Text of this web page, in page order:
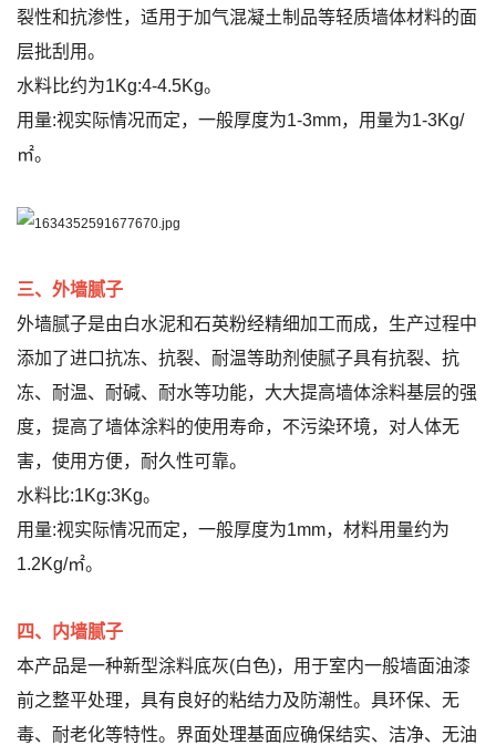
裂性和抗渗性，适用于加气混凝土制品等轻质墙体材料的面
层批刮用。
水料比约为1Kg:4-4.5Kg。
用量:视实际情况而定，一般厚度为1-3mm，用量为1-3Kg/
㎡。
三、外墙腻子
外墙腻子是由白水泥和石英粉经精细加工而成，生产过程中
添加了进口抗冻、抗裂、耐温等助剂使腻子具有抗裂、抗
冻、耐温、耐碱、耐水等功能，大大提高墙体涂料基层的强
度，提高了墙体涂料的使用寿命，不污染环境，对人体无
害，使用方便，耐久性可靠。
水料比:1Kg:3Kg。
用量:视实际情况而定，一般厚度为1mm，材料用量约为
1.2Kg/㎡。
四、内墙腻子
本产品是一种新型涂料底灰(白色)，用于室内一般墙面油漆
前之整平处理，具有良好的粘结力及防潮性。具环保、无
毒、耐老化等特性。界面处理基面应确保结实、洁净、无油